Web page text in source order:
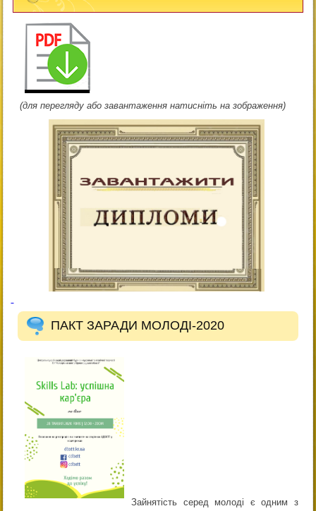
(для перегляду або завантаження натисніть на зображення)
ПАКТ ЗАРАДИ МОЛОДІ-2020
Зайнятість серед молоді є одним з